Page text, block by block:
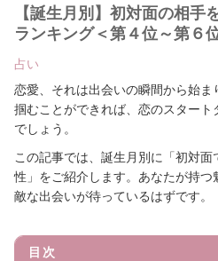
【誕生月別】初対面の相手
ランキング＜第４位～第６
占い
恋愛、それは出会いの瞬間から始ま
掴むことができれば、恋のスタート
でしょう。
この記事では、誕生月別に「初対
性」をご紹介します。あなたが持
敵な出会いが待っているはずです。
目次